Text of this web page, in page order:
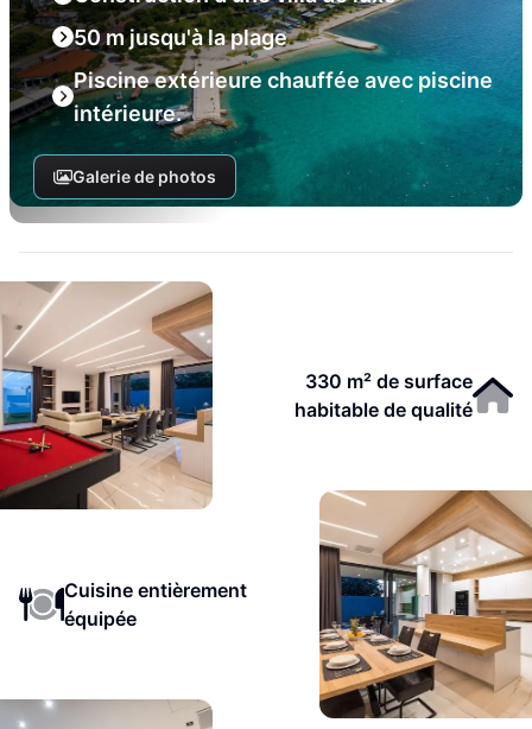
50 m jusqu'à la plage
Piscine extérieure chauffée avec piscine
intérieure.
Galerie de photos
330 m² de surface
habitable de qualité
Cuisine entièrement
équipée